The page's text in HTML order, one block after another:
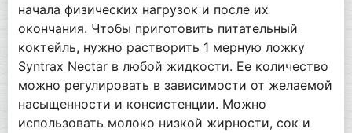
начала физических нагрузок и после их
окончания. Чтобы приготовить питательный
коктейль, нужно растворить 1 мерную ложку
Syntrax Nectar в любой жидкости. Ее количество
можно регулировать в зависимости от желаемой
насыщенности и консистенции. Можно
использовать молоко низкой жирности, сок и